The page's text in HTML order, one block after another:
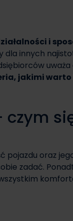
i
innych
jakimi warto
pojazdu oraz
zadać.